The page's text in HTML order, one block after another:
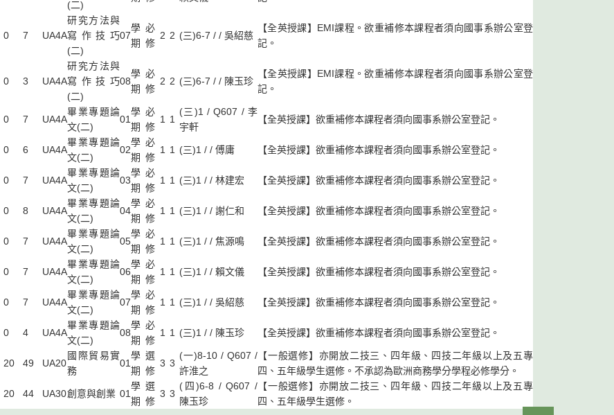
(二)
0 7 UA4A
研究方法與
寫作技巧
(二)
07
學
期
必
修
2 2 (三)6-7 / / 吳紹慈
【全英授課】EMI課程。欲重補修本課程者須向國事系辦公室登
記。
0 3 UA4A
研究方法與
寫作技巧
(二)
08
學
期
必
修
2 2 (三)6-7 / / 陳玉珍
【全英授課】EMI課程。欲重補修本課程者須向國事系辦公室登
記。
0 7 UA4A
畢業專題論
文(二)
01
學
期
必
修
1 1
(三)1 / Q607 / 李
宇軒
【全英授課】欲重補修本課程者須向國事系辦公室登記。
0 6 UA4A
畢業專題論
文(二)
02
學
期
必
修
1 1 (三)1 / / 傅庸 【全英授課】欲重補修本課程者須向國事系辦公室登記。
0 7 UA4A
畢業專題論
文(二)
03
學
期
必
修
1 1 (三)1 / / 林建宏 【全英授課】欲重補修本課程者須向國事系辦公室登記。
0 8 UA4A
畢業專題論
文(二)
04
學
期
必
修
1 1 (三)1 / / 謝仁和 【全英授課】欲重補修本課程者須向國事系辦公室登記。
0 7 UA4A
畢業專題論
文(二)
05
學
期
必
修
1 1 (三)1 / / 焦源鳴 【全英授課】欲重補修本課程者須向國事系辦公室登記。
0 7 UA4A
畢業專題論
文(二)
06
學
期
必
修
1 1 (三)1 / / 賴文儀 【全英授課】欲重補修本課程者須向國事系辦公室登記。
0 7 UA4A
畢業專題論
文(二)
07
學
期
必
修
1 1 (三)1 / / 吳紹慈 【全英授課】欲重補修本課程者須向國事系辦公室登記。
0 4 UA4A
畢業專題論
文(二)
08
學
期
必
修
1 1 (三)1 / / 陳玉珍 【全英授課】欲重補修本課程者須向國事系辦公室登記。
20 49 UA20
國際貿易實
務
01
學
期
選
修
3 3
(一)8-10 / Q607 /
許淮之
【一般選修】亦開放二技三、四年級、四技二年級以上及五專
四、五年級學生選修。不承認為歐洲商務學分學程必修學分。
20 44 UA30創意與創業 01
學
期
選
修
3 3
(四)6-8 / Q607 /
陳玉珍
【一般選修】亦開放二技三、四年級、四技二年級以上及五專
四、五年級學生選修。